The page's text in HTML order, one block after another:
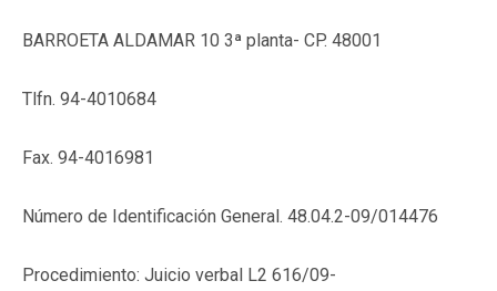
BARROETA ALDAMAR 10 3ª planta- CP. 48001
Tlfn. 94-4010684
Fax. 94-4016981
Número de Identificación General. 48.04.2-09/014476
Procedimiento: Juicio verbal L2 616/09-